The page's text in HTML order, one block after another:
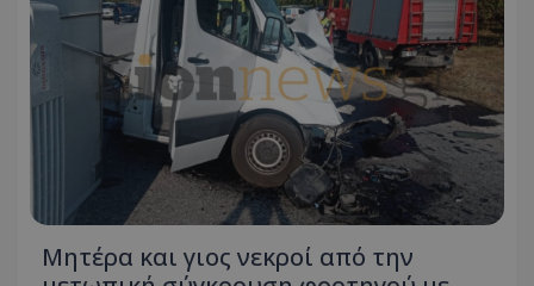
Μητέρα και γιος νεκροί από την